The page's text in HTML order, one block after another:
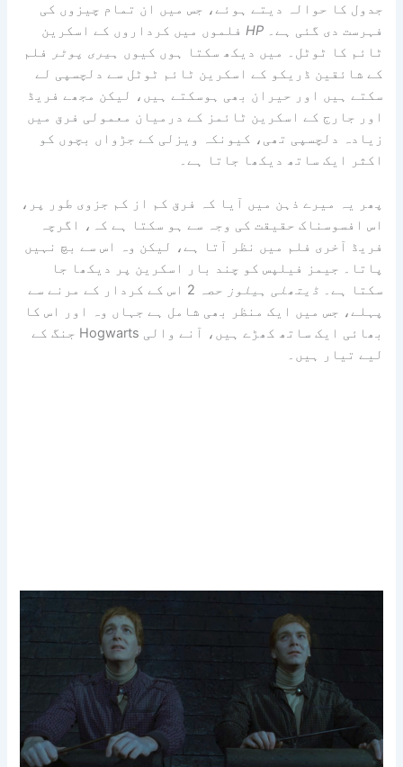
جدول کا حوالہ دیتے ہوئے، جس میں ان تمام چیزوں کی
فہرست دی گئی ہے۔HP فلموں میں کرداروں کے اسکرین
ٹائم کا ٹوٹل۔ میں دیکھ سکتا ہوں کیوں ہیری پوٹر
فلم
کے شائقین ڈریکو کے اسکرین ٹائم ٹوٹل سے دلچسپی لے
سکتے ہیں اور حیران بھی ہوسکتے ہیں، لیکن مجھے فریڈ
اور جارج کے اسکرین ٹائمز کے درمیان معمولی فرق میں
زیادہ دلچسپی تھی، کیونکہ ویزلی کے جڑواں بچوں کو
اکثر ایک ساتھ دیکھا جاتا ہے۔
پھر یہ میرے ذہن میں آیا کہ فرق کم از کم جزوی طور پر،
اس افسوسناک حقیقت کی وجہ سے ہو سکتا ہے کہ، اگرچہ
فریڈ آخری فلم میں نظر آتا ہے، لیکن وہ اس سے بچ نہیں
پاتا۔ جیمز فیلپس کو چند بار اسکرین پر دیکھا جا
سکتا ہے۔ ڈیتھلی ہیلوز
حصہ 2 اس کے کردار کے مرنے سے
پہلے، جس میں ایک منظر بھی شامل ہے جہاں وہ اور اس کا
بھائی ایک ساتھ کھڑے ہیں، آنے والی Hogwarts جنگ کے
لیے تیار ہیں۔